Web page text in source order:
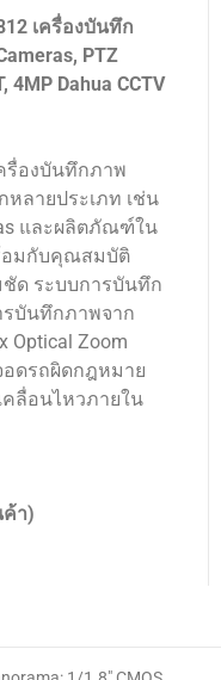
เครื่องบันทึก
PTZ
4MP Dahua CCTV
ครื่องบันทึกภาพ
หลายประเภท เช่น
และผลิตภัณฑ์ใน
อมกับคุณสมบัติ
ด ระบบการบันทึก
รบันทึกภาพจาก
Optical Zoom
ดรถผิดกฎหมาย
ลื่อนไหวภายใน
ค้า)